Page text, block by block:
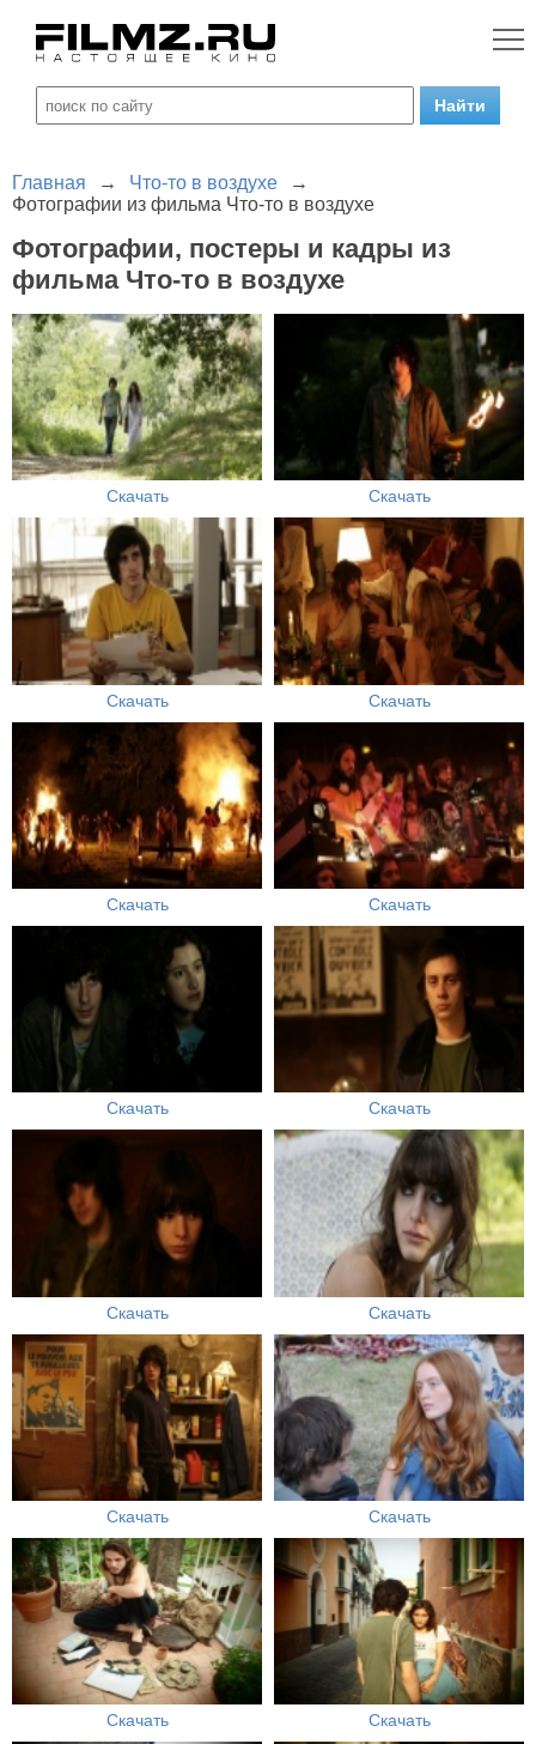
Главная → Что-то в воздухе
→
Фотографии из фильма Что-то в воздухе
Фотографии, постеры и кадры из
фильма Что-то в воздухе
Скачать Скачать
Скачать Скачать
Скачать Скачать
Скачать Скачать
Скачать Скачать
Скачать Скачать
Скачать Скачать